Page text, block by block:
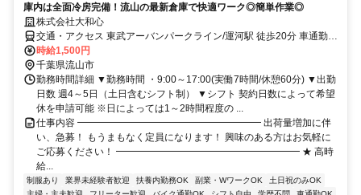
庫内は全面冷房完備！流山の最新倉庫で快適ワーク◎簡単作業◎
株式会社大和心
交通・アクセス 東武アーバンパークライン/運河駅 徒歩20分 車通勤、
自転車通勤OK！（無料の駐輪場完備） つくばエクスプレス/流山おお
たかの森 東武アーバンパークライン/江戸川台から無料シャトルバス
あり
時給1,500円
千葉県流山市
勤務時間詳細 ▼勤務時間 ・9:00～17:00(実働7時間/休憩60分) ▼出勤
日数 週4～5日（土日含むシフト制） ▼シフト 契約日数によって希望
休を申請可能 ※日によっては1～2時間程度の ...
仕事内容 ━━━━━━━━━━━━━━━━━━━ 出荷量増加に伴
い、急募！ もうまもなく定員になります！ 興味のある方はお気軽に
ご応募ください！ ━━━━━━━━━━━━━━━━━━━ ★ 高時
給...
制服あり 業界未経験者歓迎 扶養内勤務OK 副業・WワークOK
土日祝のみOK